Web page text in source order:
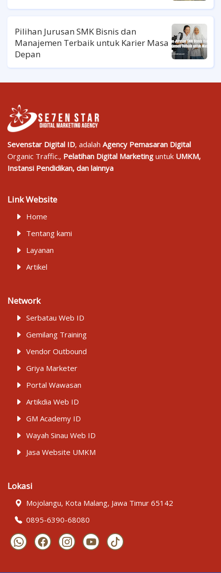
Pilihan Jurusan SMK Bisnis dan
Manajemen Terbaik untuk Karier Masa
Depan
Sevenstar Digital ID, adalah Agency Pemasaran Digital
Organic Traffic., Pelatihan Digital Marketing untuk UMKM,
Instansi Pendidikan, dan lainnya
Link Website
Home
Tentang kami
Layanan
Artikel
Network
Serbatau Web ID
Gemilang Training
Vendor Outbound
Griya Marketer
Portal Wawasan
Artikdia Web ID
GM Academy ID
Wayah Sinau Web ID
Jasa Website UMKM
Lokasi
Mojolangu, Kota Malang, Jawa Timur 65142
0895-6390-68080